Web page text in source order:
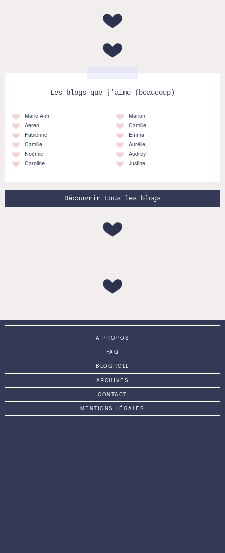
Les blogs que j'aime (beaucoup)
Marie Anh
Aeren
Fabienne
Camille
Noémie
Caroline
Marion
Camille
Emma
Aurélie
Audrey
Justine
Découvrir tous les blogs
A PROPOS
FAQ
BLOGROLL
ARCHIVES
CONTACT
MENTIONS LÉGALES